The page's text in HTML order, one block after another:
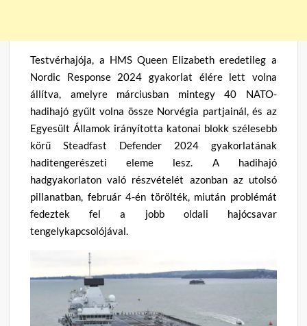
Testvérhajója, a HMS Queen Elizabeth eredetileg a
Nordic Response 2024 gyakorlat élére lett volna
állítva, amelyre márciusban mintegy 40 NATO-
hadihajó gyűlt volna össze Norvégia partjainál, és az
Egyesült Államok irányította katonai blokk szélesebb
körű Steadfast Defender 2024 gyakorlatának
haditengerészeti eleme lesz. A hadihajó
hadgyakorlaton való részvételét azonban az utolsó
pillanatban, február 4-én törölték, miután problémát
fedeztek fel a jobb oldali hajócsavar
tengelykapcsolójával.